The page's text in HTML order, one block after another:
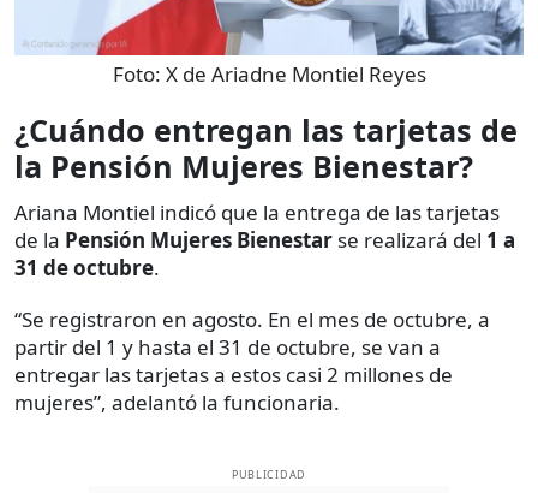
Foto: X de Ariadne Montiel Reyes
¿Cuándo entregan las tarjetas de
la Pensión Mujeres Bienestar?
Ariana Montiel indicó que la entrega de las tarjetas
de la Pensión Mujeres Bienestar se realizará del 1 a
31 de octubre.
“Se registraron en agosto. En el mes de octubre, a
partir del 1 y hasta el 31 de octubre, se van a
entregar las tarjetas a estos casi 2 millones de
mujeres”, adelantó la funcionaria.
PUBLICIDAD